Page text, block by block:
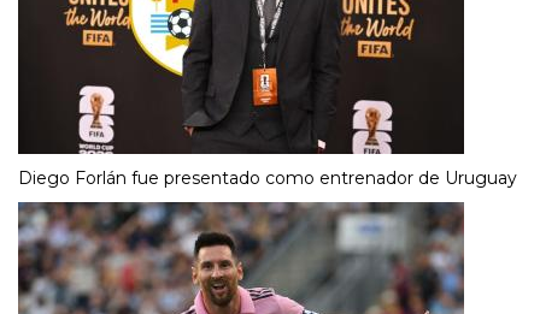
Diego Forlán fue presentado como entrenador de Uruguay